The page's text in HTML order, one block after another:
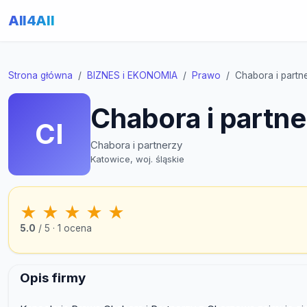
All4All
Strona główna BIZNES i EKONOMIA Prawo Chabora i
CI Chabora i
Chabora i partnerzy
Katowice, woj. śląskie
★ ★ ★ ★ ★
5.0 / 5 · 1 ocena
Opis firmy